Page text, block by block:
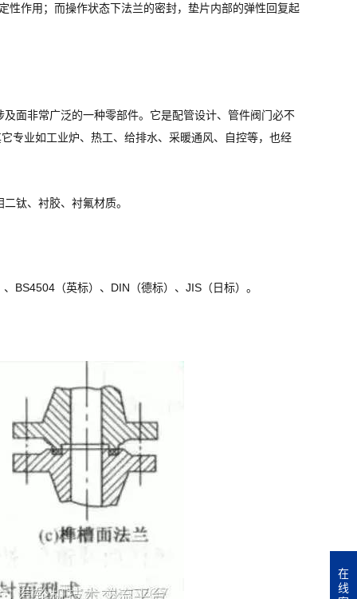
性作用；而操作状态下法兰的密封，垫片内部的弹性回复起
面非常广泛的一种零部件。它是配管设计、管件阀门必不
专业如工业炉、热工、给排水、采暖通风、自控等，也经
钛、衬胶、衬氟材质。
BS4504（英标）、DIN（德标）、JIS（日标）。
在
线